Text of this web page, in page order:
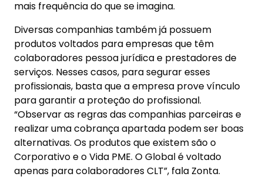
mais frequência do que se imagina.
Diversas companhias também já possuem
produtos voltados para empresas que têm
colaboradores pessoa jurídica e prestadores de
serviços. Nesses casos, para segurar esses
profissionais, basta que a empresa prove vínculo
para garantir a proteção do profissional.
“Observar as regras das companhias parceiras e
realizar uma cobrança apartada podem ser boas
alternativas. Os produtos que existem são o
Corporativo e o Vida PME. O Global é voltado
apenas para colaboradores CLT”, fala Zonta.